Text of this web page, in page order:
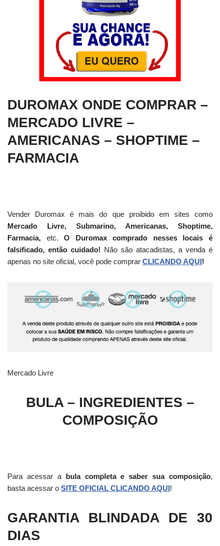
DUROMAX ONDE COMPRAR –
MERCADO LIVRE –
AMERICANAS – SHOPTIME –
FARMACIA
Vender Duromax é mais do que proibido em sites como
Mercado Livre, Submarino, Americanas, Shoptime,
Farmacia, etc.O Duromax comprado nesses locais é
falsificado, então cuidado! Não são atacadistas, a venda é
apenas no site oficial, você pode comprar CLICANDO AQUI!
Mercado Livre
BULA – INGREDIENTES –
COMPOSIÇÃO
Para acessar a bula completa e saber sua composição,
basta acessar o SITE OFICIAL CLICANDO AQUI!
GARANTIA BLINDADA DE 30
DIAS